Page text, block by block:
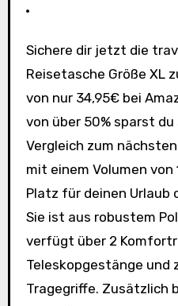
Sichere dir jetzt die travelite Trolley
Reisetasche Größe XL
von nur 34,95€ bei
von über 50% sparst
Vergleich zum
mit einem Volumen
Platz für deinen
Sie ist aus robustem
verfügt über 2
Teleskopgestänge und
Tragegriffe. Zusätzlich